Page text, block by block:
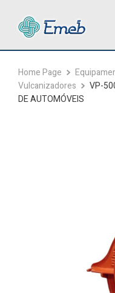
Home Page
Vulcanizadores
VP-
DE AUTOMÓVEIS